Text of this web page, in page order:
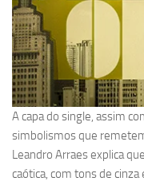
A capa do single, assim
simbolismos que
Leandro Arraes explica
caótica, com tons de